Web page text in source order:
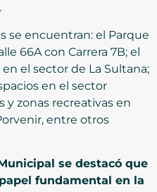
se encuentran: el Parque
66A con Carrera 7B; el
el sector de La Sultana;
en el sector
y zonas recreativas en
entre otros
se destacó que
fundamental en la